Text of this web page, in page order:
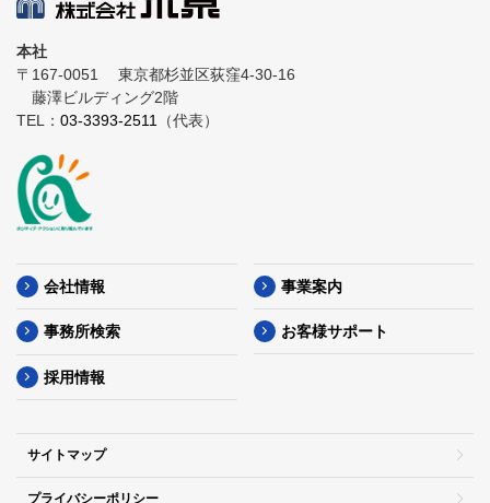
本社
〒167-0051
東京都杉並区荻窪4-30-16
藤澤ビルディング2階
TEL： 03-3393-2511 （代表）
会社情報 事業案内
事務所検索 お客様サポート
採用情報
サイトマップ
プライバシーポリシー